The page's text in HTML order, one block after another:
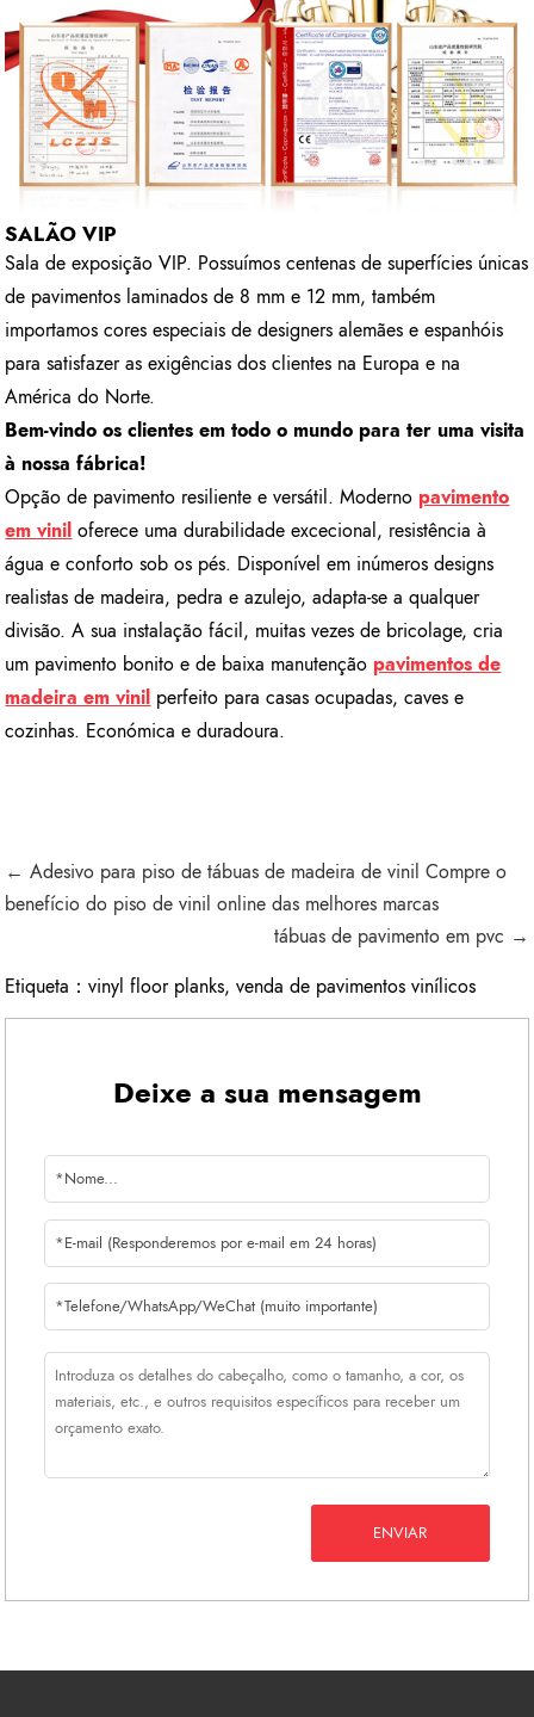
SALÃO VIP
Sala de exposição VIP. Possuímos centenas de superfícies únicas
de pavimentos laminados de 8 mm e 12 mm, também
importamos cores especiais de designers alemães e espanhóis
para satisfazer as exigências dos clientes na Europa e na
América do Norte.
Bem-vindo os clientes em todo o mundo para ter uma visita
à nossa fábrica!
Opção de pavimento resiliente e versátil. Moderno pavimento
em vinil oferece uma durabilidade excecional, resistência à
água e conforto sob os pés. Disponível em inúmeros designs
realistas de madeira, pedra e azulejo, adapta-se a qualquer
divisão. A sua instalação fácil, muitas vezes de bricolage, cria
um pavimento bonito e de baixa manutenção pavimentos de
madeira em vinil perfeito para casas ocupadas, caves e
cozinhas. Económica e duradoura.
← Adesivo para piso de tábuas de madeira de vinil Compre o
benefício do piso de vinil online das melhores marcas
tábuas de pavimento em pvc →
Etiqueta：vinyl floor planks,venda de pavimentos vinílicos
Deixe a sua mensagem
ENVIAR